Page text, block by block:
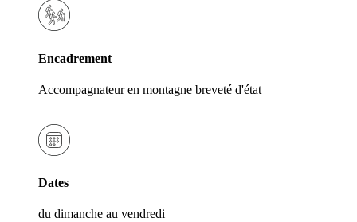
Encadrement
Accompagnateur en montagne breveté d'état
Dates
du dimanche au vendredi